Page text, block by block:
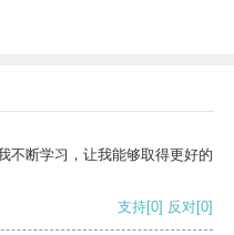
不断学习，让我能够取得更好的
支持[0] 反对[0]